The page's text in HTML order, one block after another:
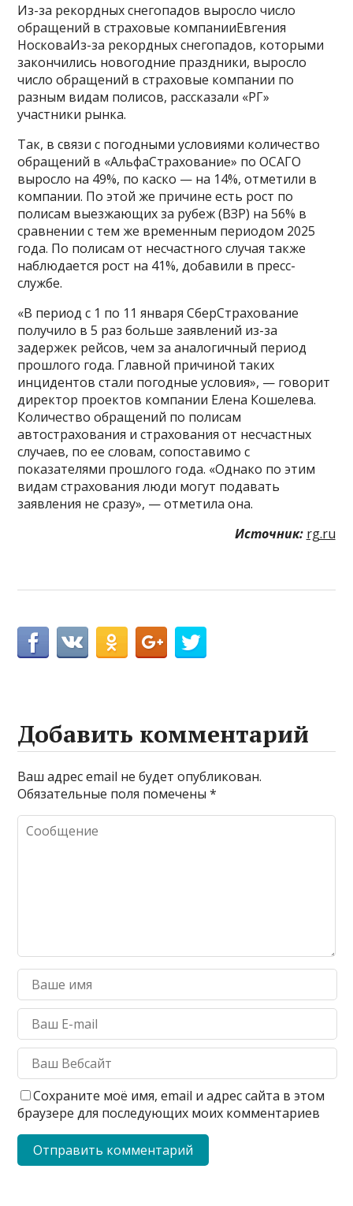
Из-за рекордных снегопадов выросло число
обращений в страховые компанииЕвгения
НосковаИз-за рекордных снегопадов, которыми
закончились новогодние праздники, выросло
число обращений в страховые компании по
разным видам полисов, рассказали «РГ»
участники рынка.
Так, в связи с погодными условиями количество
обращений в «АльфаСтрахование» по ОСАГО
выросло на 49%, по каско — на 14%, отметили в
компании. По этой же причине есть рост по
полисам выезжающих за рубеж (ВЗР) на 56% в
сравнении с тем же временным периодом 2025
года. По полисам от несчастного случая также
наблюдается рост на 41%, добавили в пресс-
службе.
«В период с 1 по 11 января СберСтрахование
получило в 5 раз больше заявлений из-за
задержек рейсов, чем за аналогичный период
прошлого года. Главной причиной таких
инцидентов стали погодные условия», — говорит
директор проектов компании Елена Кошелева.
Количество обращений по полисам
автострахования и страхования от несчастных
случаев, по ее словам, сопоставимо с
показателями прошлого года. «Однако по этим
видам страхования люди могут подавать
заявления не сразу», — отметила она.
Источник: rg.ru
Добавить комментарий
Ваш адрес email не будет опубликован.
Обязательные поля помечены*
Сохраните моё имя, email и адрес сайта в этом
браузере для последующих моих комментариев